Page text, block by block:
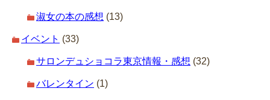
淑女の本の感想 (13)
イベント (33)
サロンデュショコラ東京情報・感想 (32)
バレンタイン (1)